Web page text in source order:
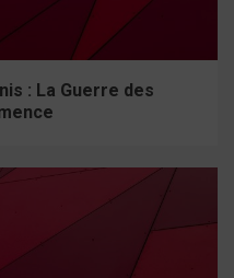
: La Guerre des